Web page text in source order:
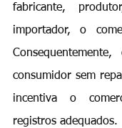
fabricante,
importador, o
consumidor sem
incentiva o
registros adequados.